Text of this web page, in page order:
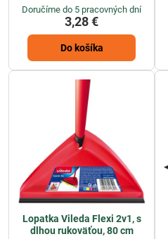
Doručíme do 5 pracovných dní
3,28 €
Do košíka
Lopatka Vileda Flexi 2v1, s
dlhou rukoväťou, 80 cm